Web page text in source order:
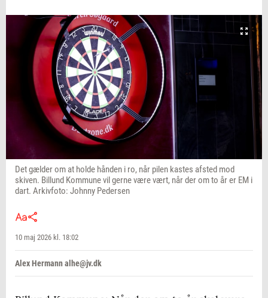
Det gælder om at holde hånden i ro, når pilen kastes afsted mod
skiven. Billund Kommune vil gerne være vært, når der om to år er EM i
dart. Arkivfoto: Johnny Pedersen
10 maj 2026 kl. 18:02
Alex Hermann alhe@jv.dk